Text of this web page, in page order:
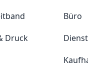
Büro
Druck